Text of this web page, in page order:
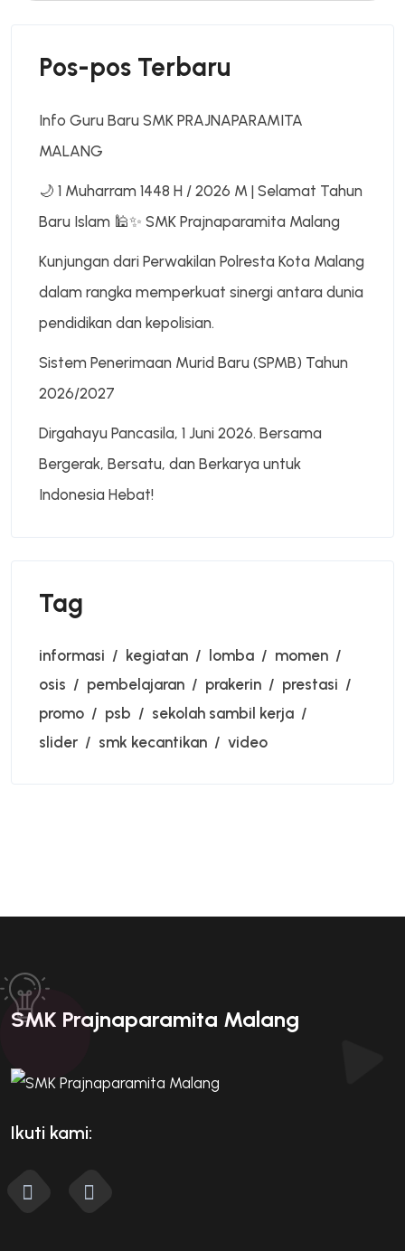
Pos-pos Terbaru
Info Guru Baru SMK PRAJNAPARAMITA
MALANG
🌙 1 Muharram 1448 H / 2026 M | Selamat Tahun
Baru Islam 🕌✨ SMK Prajnaparamita Malang
Kunjungan dari Perwakilan Polresta Kota Malang
dalam rangka memperkuat sinergi antara dunia
pendidikan dan kepolisian.
Sistem Penerimaan Murid Baru (SPMB) Tahun
2026/2027
Dirgahayu Pancasila, 1 Juni 2026. Bersama
Bergerak, Bersatu, dan Berkarya untuk
Indonesia Hebat!
Tag
informasi kegiatan lomba
momen
osis
pembelajaran prakerin
prestasi
promo
psb
sekolah sambil kerja
slider
smk kecantikan video
SMK Prajnaparamita Malang
Ikuti kami: